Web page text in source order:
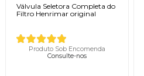
Válvula Seletora Completa do
Filtro Henrimar original
Produto Sob Encomenda
Consulte-nos